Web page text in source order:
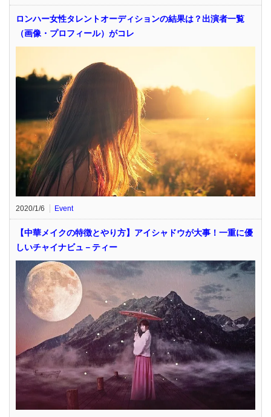
ロンハー女性タレントオーディションの結果は？出演者一覧
（画像・プロフィール）がコレ
2020/1/6 Event
【中華メイクの特徴とやり方】アイシャドウが大事！一重に優
しいチャイナビュ－ティー